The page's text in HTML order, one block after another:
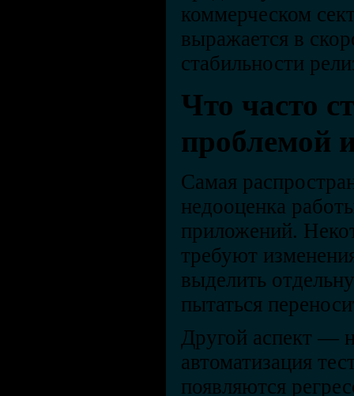
коммерческом
выражается в
стабильности
Что часто
проблемой
Самая
недооценка
приложений.
требуют
выделить
пытаться
Другой аспект —
автоматизация
появляются